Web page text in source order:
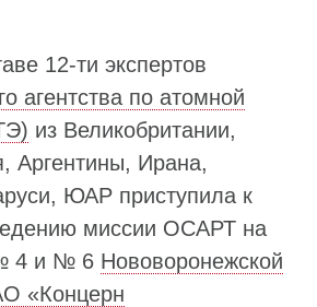
12-ти экспертов
агентства по атомной
из Великобритании,
Аргентины, Ирана,
ЮАР приступила к
миссии ОСАРТ на
4 и № 6 Нововоронежской
«Концерн